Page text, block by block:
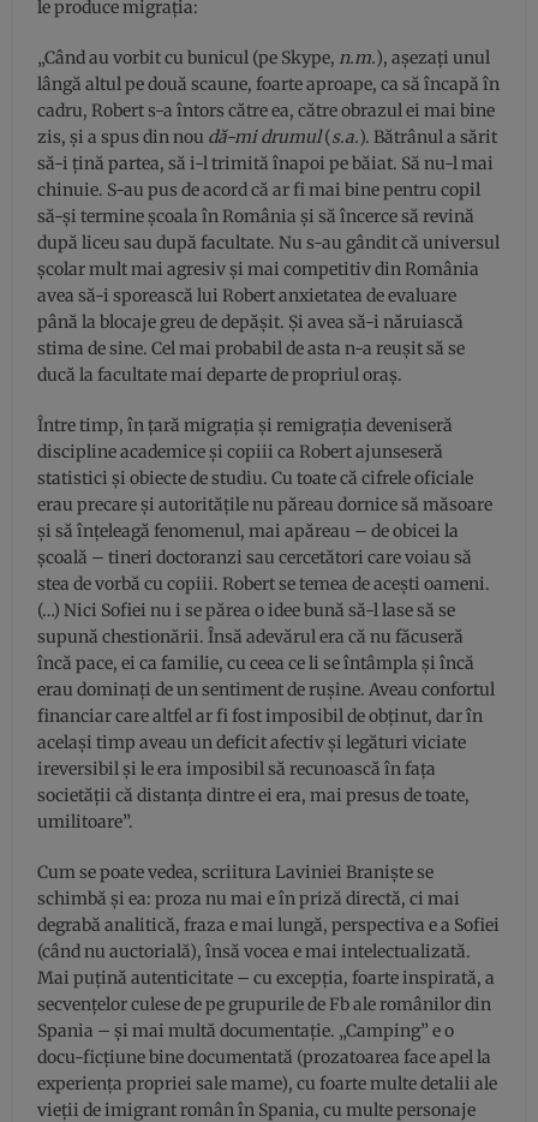
le produce migrația:
„Când au vorbit cu bunicul (pe Skype, n.m.), așezați unul
lângă altul pe două scaune, foarte aproape, ca să încapă în
cadru, Robert s-a întors către ea, către obrazul ei mai bine
zis, și a spus din nou dă-mi drumul(s.a.). Bătrânul a sărit
să-i țină partea, să i-l trimită înapoi pe băiat. Să nu-l mai
chinuie. S-au pus de acord că ar fi mai bine pentru copil
să-și termine școala în România și să încerce să revină
după liceu sau după facultate. Nu s-au gândit că universul
școlar mult mai agresiv și mai competitiv din România
avea să-i sporească lui Robert anxietatea de evaluare
până la blocaje greu de depășit. Și avea să-i năruiască
stima de sine. Cel mai probabil de asta n-a reușit să se
ducă la facultate mai departe de propriul oraș.
Între timp, în țară migrația și remigrația deveniseră
discipline academice și copiii ca Robert ajunseseră
statistici și obiecte de studiu. Cu toate că cifrele oficiale
erau precare și autoritățile nu păreau dornice să măsoare
și să înțeleagă fenomenul, mai apăreau – de obicei la
școală – tineri doctoranzi sau cercetători care voiau să
stea de vorbă cu copiii. Robert se temea de acești oameni.
(…) Nici Sofiei nu i se părea o idee bună să-l lase să se
supună chestionării. Însă adevărul era că nu făcuseră
încă pace, ei ca familie, cu ceea ce li se întâmpla și încă
erau dominați de un sentiment de rușine. Aveau confortul
financiar care altfel ar fi fost imposibil de obținut, dar în
același timp aveau un deficit afectiv și legături viciate
ireversibil și le era imposibil să recunoască în fața
societății că distanța dintre ei era, mai presus de toate,
umilitoare”.
Cum se poate vedea, scriitura Laviniei Braniște se
schimbă și ea: proza nu mai e în priză directă, ci mai
degrabă analitică, fraza e mai lungă, perspectiva e a Sofiei
(când nu auctorială), însă vocea e mai intelectualizată.
Mai puțină autenticitate – cu excepția, foarte inspirată, a
secvențelor culese de pe grupurile de Fb ale românilor din
Spania – și mai multă documentație. „Camping” e o
docu-ficțiune bine documentată (prozatoarea face apel la
experiența propriei sale mame), cu foarte multe detalii ale
vieții de imigrant român în Spania, cu multe personaje